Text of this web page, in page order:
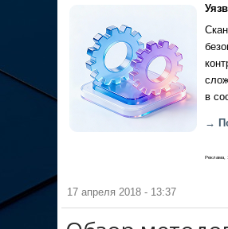
в
→
Реклама,
17 апреля 2018 - 13:37